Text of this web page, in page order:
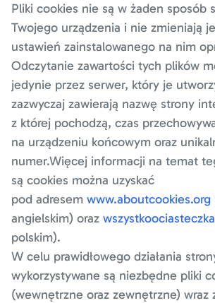
Pliki cookies nie są w żaden sposób
Twojego urządzenia i nie zmieniają
ustawień zainstalowanego na nim
Odczytanie zawartości tych plików
jedynie przez serwer, który je
zazwyczaj zawierają nazwę strony
z której pochodzą, czas
na urządzeniu końcowym oraz
numer.Więcej informacji na temat
są cookies można uzyskać
pod adresem www.aboutcookies.org
angielskim) oraz
polskim).
W celu prawidłowego działania
wykorzystywane są niezbędne pliki
(wewnętrzne oraz zewnętrzne) wraz